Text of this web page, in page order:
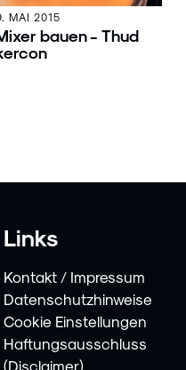
MAI 2015
bauen - Thud
Links
Kontakt / Impressum
Datenschutzhinweise
Cookie Einstellungen
Haftungsausschluss
(Disclaimer)